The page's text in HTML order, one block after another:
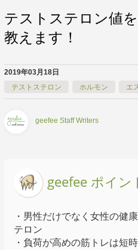
テストステロン値を
教えます！
2019年03月18日
テストステロン
ホルモン エ
geefee Staff Writers
geefee ポイン
・男性だけでなく女性の健
テロン
・負荷が高めの筋トレは短